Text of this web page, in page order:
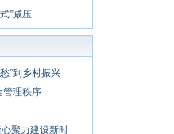
”减压
”到乡村振兴
管理秩序
聚力建设新时